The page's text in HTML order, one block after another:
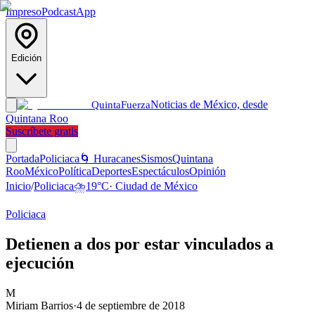
ImpresoPodcastApp
Edición
QuintaFuerzaNoticias de México, desde
Quintana Roo
Suscríbete gratis
PortadaPoliciaca 🌀 HuracanesSismosQuintana
RooMéxicoPolíticaDeportesEspectáculosOpinión
Inicio/Policiaca⛈️19°C· Ciudad de México
Policiaca
Detienen a dos por estar vinculados a
ejecución
M
Miriam Barrios·4 de septiembre de 2018